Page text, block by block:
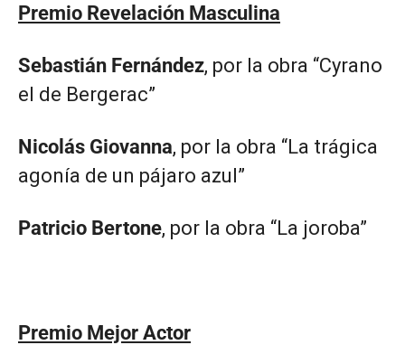
Premio Revelación Masculina
Sebastián Fernández, por la obra “Cyrano
el de Bergerac”
Nicolás Giovanna, por la obra “La trágica
agonía de un pájaro azul”
Patricio Bertone, por la obra “La joroba”
Premio Mejor Actor